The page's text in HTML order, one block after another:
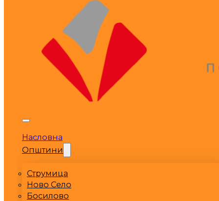
Насловна
Општини
Струмица
Ново Село
Босилово